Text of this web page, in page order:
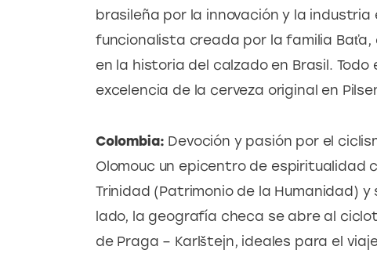
brasileña por la innovación y la
funcionalista creada por la familia
en la historia del calzado en Brasil.
excelencia de la cerveza original en
Colombia: Devoción y pasión por el
Olomouc un epicentro de espiritualidad
Trinidad (Patrimonio de la Humanidad)
lado, la geografía checa se abre al
de Praga – Karlštejn, ideales para el